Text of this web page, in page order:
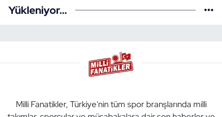
Yükleniyor...
Milli Fanatikler, Türkiye'nin tüm spor branşlarında milli